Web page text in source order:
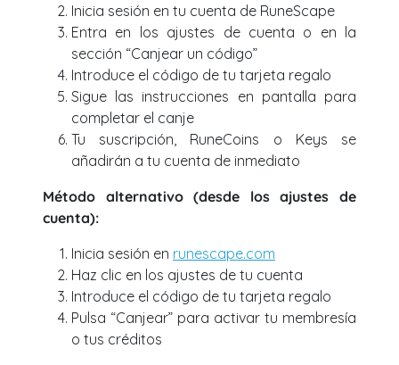
Inicia sesión en tu cuenta de RuneScape
Entra en los ajustes de cuenta o en la
sección “Canjear un código”
Introduce el código de tu tarjeta regalo
Sigue las instrucciones en pantalla para
completar el canje
Tu suscripción, RuneCoins o Keys se
añadirán a tu cuenta de inmediato
Método alternativo (desde los ajustes de
cuenta):
Inicia sesión en runescape.com
Haz clic en los ajustes de tu cuenta
Introduce el código de tu tarjeta regalo
Pulsa “Canjear” para activar tu membresía
o tus créditos